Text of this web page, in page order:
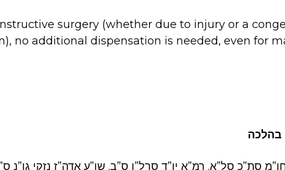
surgery (whether due to injury or a
no additional dispensation is needed, even for
בהלכה
סת”כ סל”א. רמ”א יו”ד סרל”ו ס”ב. שו”ע אדה”ז נזקי גו”נ